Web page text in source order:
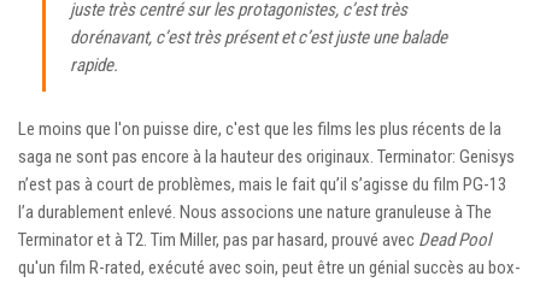
juste très centré sur les protagonistes, c’est très
dorénavant, c’est très présent et c’est juste une balade
rapide.
Le moins que l'on puisse dire, c'est que les films les plus récents de la
saga ne sont pas encore à la hauteur des originaux. Terminator: Genisys
n’est pas à court de problèmes, mais le fait qu’il s’agisse du film PG-13
l’a durablement enlevé. Nous associons une nature granuleuse à The
Terminator et à T2. Tim Miller, pas par hasard, prouvé avec Dead Pool
qu'un film R-rated, exécuté avec soin, peut être un génial succès au box-